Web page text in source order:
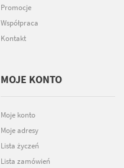
Promocje
Współpraca
Kontakt
MOJE KONTO
Moje konto
Moje adresy
Lista życzeń
Lista zamówień